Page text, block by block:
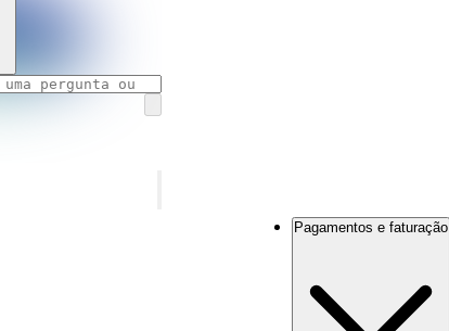
Pagamentos e faturação